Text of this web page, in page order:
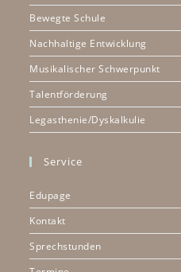
Bewegte Schule
Nachhaltige Entwicklung
Musikalischer Schwerpunkt
Talentförderung
Legasthenie/Dyskalkulie
Service
Edupage
Kontakt
Sprechstunden